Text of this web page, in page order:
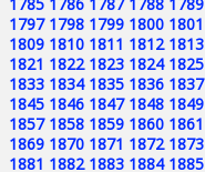
1797 1798 1799 1800 1801
1809 1810 1811 1812 1813
1821 1822 1823 1824 1825
1833 1834 1835 1836 1837
1845 1846 1847 1848 1849
1857 1858 1859 1860 1861
1869 1870 1871 1872 1873
1881 1882 1883 1884 1885